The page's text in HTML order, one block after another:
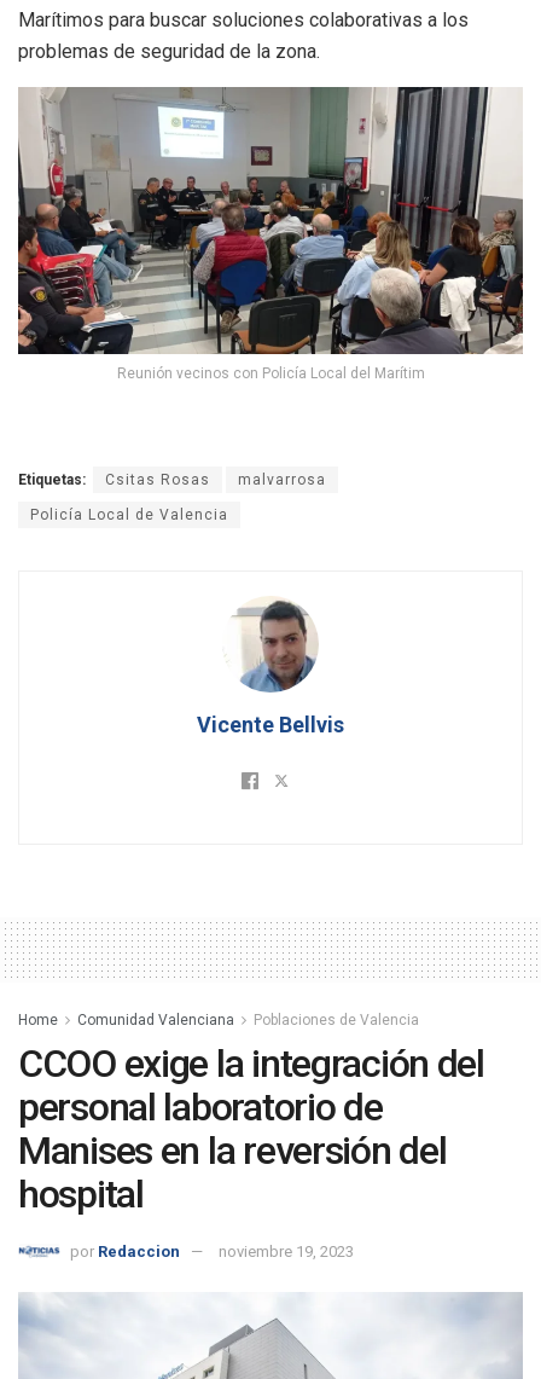
Marítimos para buscar soluciones colaborativas a los
problemas de seguridad de la zona.
Reunión vecinos con Policía Local del Marítim
Etiquetas: Csitas Rosas malvarrosa
Policía Local de Valencia
Vicente Bellvis
Home Comunidad Valenciana Poblaciones de Valencia
CCOO exige la integración del
personal laboratorio de
Manises en la reversión del
hospital
por Redaccion noviembre 19, 2023